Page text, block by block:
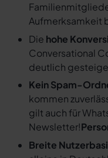
Aufmerksamkeit
Die hohe
Conversational
deutlich
Kein Spam-
kommen
gilt auch für
Newsletter!
Breite